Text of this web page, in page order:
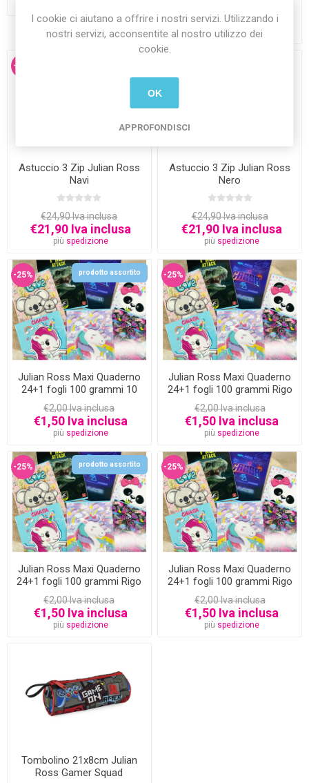
€21,90 Iva inclusa
più spedizione
-12%
Astuccio 3 Zip Julian Ross
Navi
€24,90 Iva inclusa
€21,90 Iva inclusa
più spedizione
Astuccio 3 Zip Julian Ross
Nero
€24,90 Iva inclusa
€21,90 Iva inclusa
più spedizione
prodotto assortito
-25%
Julian Ross Maxi Quaderno
24+1 fogli 100 grammi 10
mm
€2,00 Iva inclusa
€1,50 Iva inclusa
più spedizione
-25%
Julian Ross Maxi Quaderno
24+1 fogli 100 grammi Rigo
€2,00 Iva inclusa
€1,50 Iva inclusa
più spedizione
prodotto assortito
-25%
Julian Ross Maxi Quaderno
24+1 fogli 100 grammi Rigo
€2,00 Iva inclusa
€1,50 Iva inclusa
più spedizione
-25%
Julian Ross Maxi Quaderno
24+1 fogli 100 grammi Rigo
€2,00 Iva inclusa
€1,50 Iva inclusa
più spedizione
Tombolino 21x8cm Julian
Ross Gamer Squad
I cookie ci aiutano a offrire i nostri servizi. Utilizzando i
nostri servizi, acconsentite al nostro utilizzo dei
cookie.
OK
APPROFONDISCI